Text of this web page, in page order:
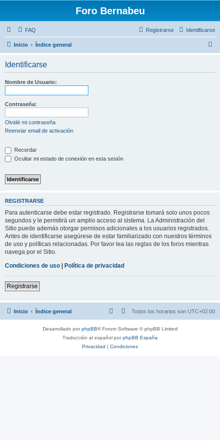
Foro Bernabeu
FAQ Identificarse
Registrarse
Inicio Índice general
Identificarse
Nombre de Usuario:
Contraseña:
Olvidé mi contraseña
Reenviar email de activación
Recordar
Ocultar mi estado de conexión en esta sesión
REGISTRARSE
Para autenticarse debe estar registrado. Registrarse tomará solo unos pocos
segundos y le permitirá un amplio acceso al sistema. La Administración del
Sitio puede además otorgar permisos adicionales a los usuarios registrados.
Antes de identificarse asegúrese de estar familiarizado con nuestros términos
de uso y políticas relacionadas. Por favor lea las reglas de los foros mientras
navega por el Sitio.
Condiciones de uso | Política de privacidad
Registrarse
Inicio Índice general Todos los horarios son UTC+02:00
Desarrollado porphpBB® Forum Software © phpBB Limited
Traducción al español porphpBB España
Privacidad | Condiciones